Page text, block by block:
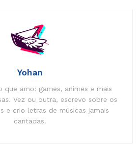
Yohan
que amo: games, animes e mais
Vez ou outra, escrevo sobre os
e crio letras de músicas jamais
cantadas.